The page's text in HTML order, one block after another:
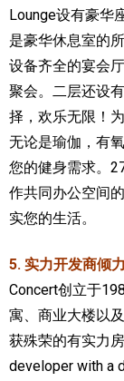
Lounge设有豪华
是豪华休息室的
设备齐全的宴会
聚会。二层还设
择，欢乐无限！
无论是瑜伽，有
您的健身需求。
作共同办公空间
实您的生活。
5. 实力开发商倾力
Concert创立于
寓、商业大楼以
获殊荣的有实力
developer with a